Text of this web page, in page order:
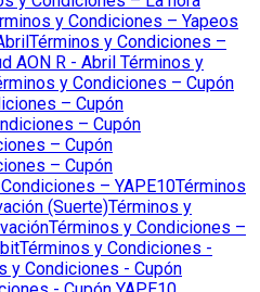
y Condiciones – Yapeos
Términos y Condiciones –
AON R - Abril Términos y
y Condiciones – Cupón
– Cupón
– Cupón
– Cupón
– Cupón
– YAPE10Términos
(Suerte)Términos y
Términos y Condiciones –
Términos y Condiciones -
y Condiciones - Cupón